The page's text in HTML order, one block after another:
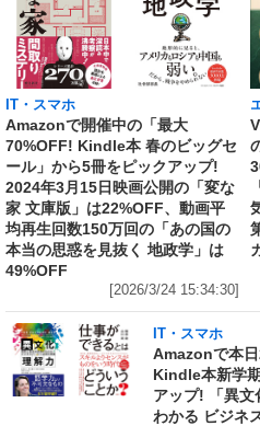
IT・スマホ
Amazonで開催中の「最大
70%OFF! Kindle本 春のビッグセ
ール」から5冊をピックアップ!
2024年3月15日映画公開の「変な
家 文庫版」は22%OFF、動画平
均再生回数150万回の「あの国の
本当の思惑を見抜く 地政学」は
49%OFF
[2026/3/24 15:34:30]
IT・スマホ
Amazonで本
Kindle本新学
アップ! 「異
わかる ビジネ